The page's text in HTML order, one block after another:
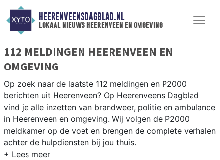
HEERENVEENSDAGBLAD.NL
lokaal nieuws heerenveen en omgeving
112 MELDINGEN HEERENVEEN EN
OMGEVING
Op zoek naar de laatste 112 meldingen en P2000
berichten uit Heerenveen? Op Heerenveens Dagblad
vind je alle inzetten van brandweer, politie en ambulance
in Heerenveen en omgeving. Wij volgen de P2000
meldkamer op de voet en brengen de complete verhalen
achter de hulpdiensten bij jou thuis.